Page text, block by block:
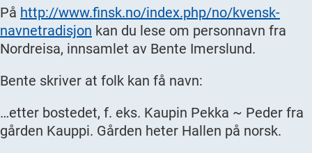
På http://www.finsk.no/index.php/no/kvensk-
navnetradisjon kan du lese om personnavn fra
Nordreisa, innsamlet av Bente Imerslund.
Bente skriver at folk kan få navn:
…etter bostedet, f. eks. Kaupin Pekka ~ Peder fra
gården Kauppi. Gården heter Hallen på norsk.